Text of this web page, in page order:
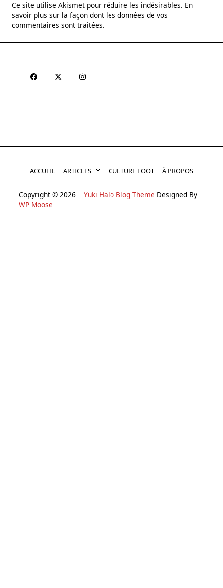
Ce site utilise Akismet pour réduire les indésirables. En
savoir plus sur la façon dont les données de vos
commentaires sont traitées.
ACCUEIL ARTICLES CULTURE FOOT À PROPOS
Copyright © 2026 Yuki Halo Blog Theme Designed By
WP Moose